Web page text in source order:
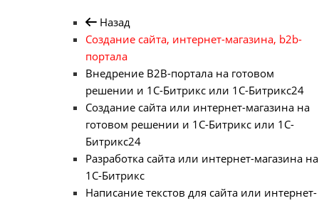
Назад
Создание сайта, интернет-магазина, b2b-
портала
Внедрение B2B-портала на готовом
решении и 1С-Битрикс или 1С-Битрикс24
Создание сайта или интернет-магазина на
готовом решении и 1С-Битрикс или 1С-
Битрикс24
Разработка сайта или интернет-магазина на
1С-Битрикс
Написание текстов для сайта или интернет-